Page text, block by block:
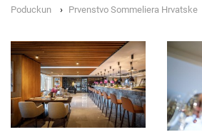
Poduckun Prvenstvo Sommeliera Hrvatske